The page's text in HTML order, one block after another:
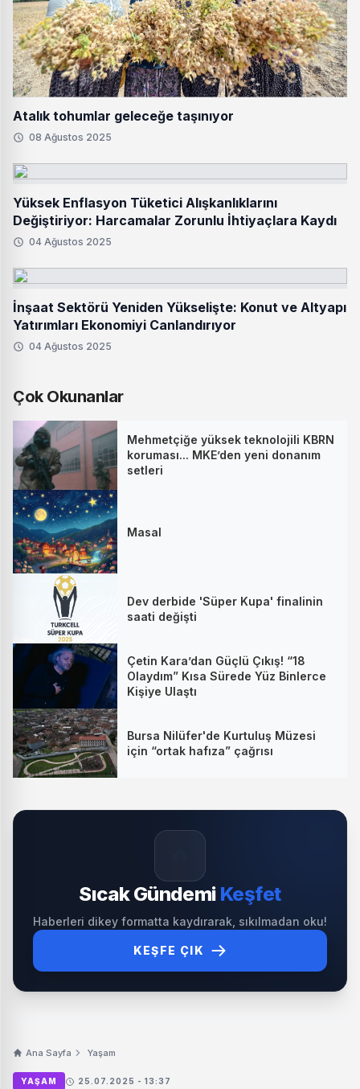
Atalık tohumlar geleceğe taşınıyor
08 Ağustos 2025
Yüksek Enflasyon Tüketici Alışkanlıklarını
Değiştiriyor: Harcamalar Zorunlu İhtiyaçlara Kaydı
04 Ağustos 2025
İnşaat Sektörü Yeniden Yükselişte: Konut ve Altyapı
Yatırımları Ekonomiyi Canlandırıyor
04 Ağustos 2025
Çok Okunanlar
Mehmetçiğe yüksek teknolojili KBRN
koruması... MKE’den yeni donanım
setleri
Masal
Dev derbide 'Süper Kupa' finalinin
saati değişti
Çetin Kara’dan Güçlü Çıkış! “18
Olaydım” Kısa Sürede Yüz Binlerce
Kişiye Ulaştı
Bursa Nilüfer'de Kurtuluş Müzesi
için “ortak hafıza” çağrısı
Sıcak Gündemi Keşfet
Haberleri dikey formatta kaydırarak, sıkılmadan oku!
KEŞFE ÇIK
Ana Sayfa Yaşam
YAŞAM 25.07.2025 - 13:37